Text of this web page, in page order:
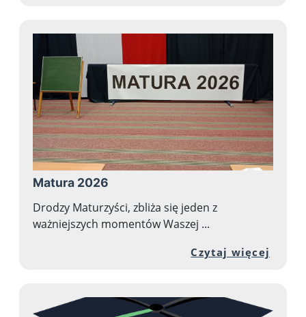
Matura 2026
Drodzy Maturzyści, zbliża się jeden z
ważniejszych momentów Waszej ...
Czytaj więcej